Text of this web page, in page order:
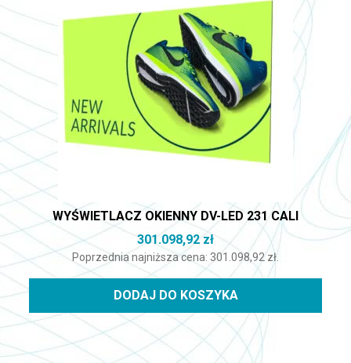
WYŚWIETLACZ OKIENNY DV-LED 231 CALI
301.098,92zł
Poprzednia najniższa cena: 301.098,92 zł.
DODAJ DO KOSZYKA